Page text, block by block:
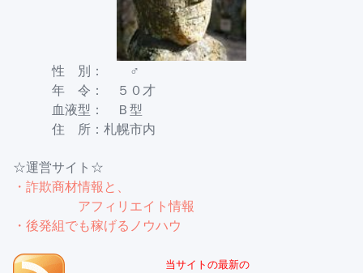
性 別： ♂
年 令： ５０才
血液型： Ｂ型
住 所：札幌市内
☆運営サイト☆
・詐欺商材情報と、
アフィリエイト情報
・後発組でも稼げるノウハウ
当サイトの最新の